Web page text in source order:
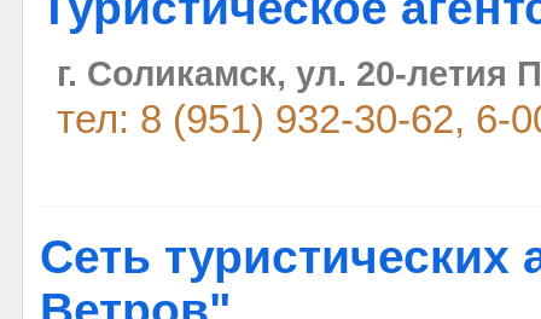
г. Соликамск, ул. 20-летия
тел: 8 (951) 932-30-62, 6-
Сеть туристических